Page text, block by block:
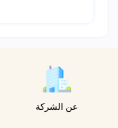
عن الشركة